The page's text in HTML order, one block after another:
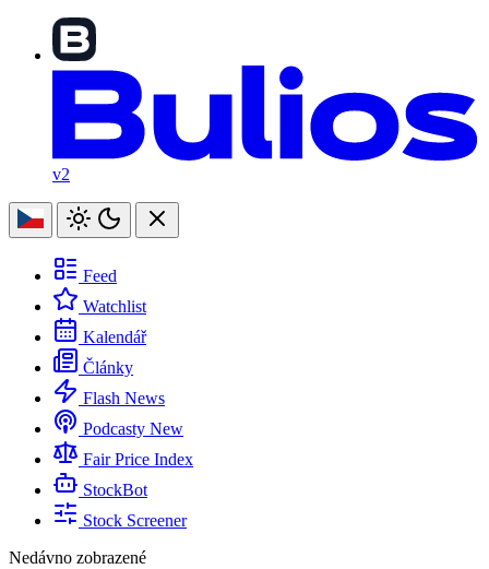
v2
Feed
Watchlist
Kalendář
Články
Flash News
Podcasty New
Fair Price Index
StockBot
Stock Screener
Nedávno zobrazené